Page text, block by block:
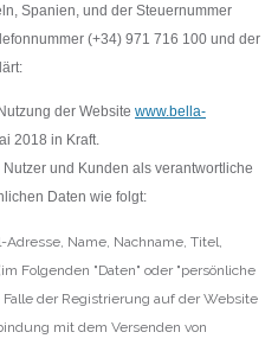
Spanien, und der Steuernummer
(+34) 971 716 100 und der
der Website www.bella-
2018 in Kraft.
und Kunden als verantwortliche
Daten wie folgt:
Name, Nachname, Titel,
Folgenden "Daten" oder "persönliche
der Registrierung auf der Website
mit dem Versenden von